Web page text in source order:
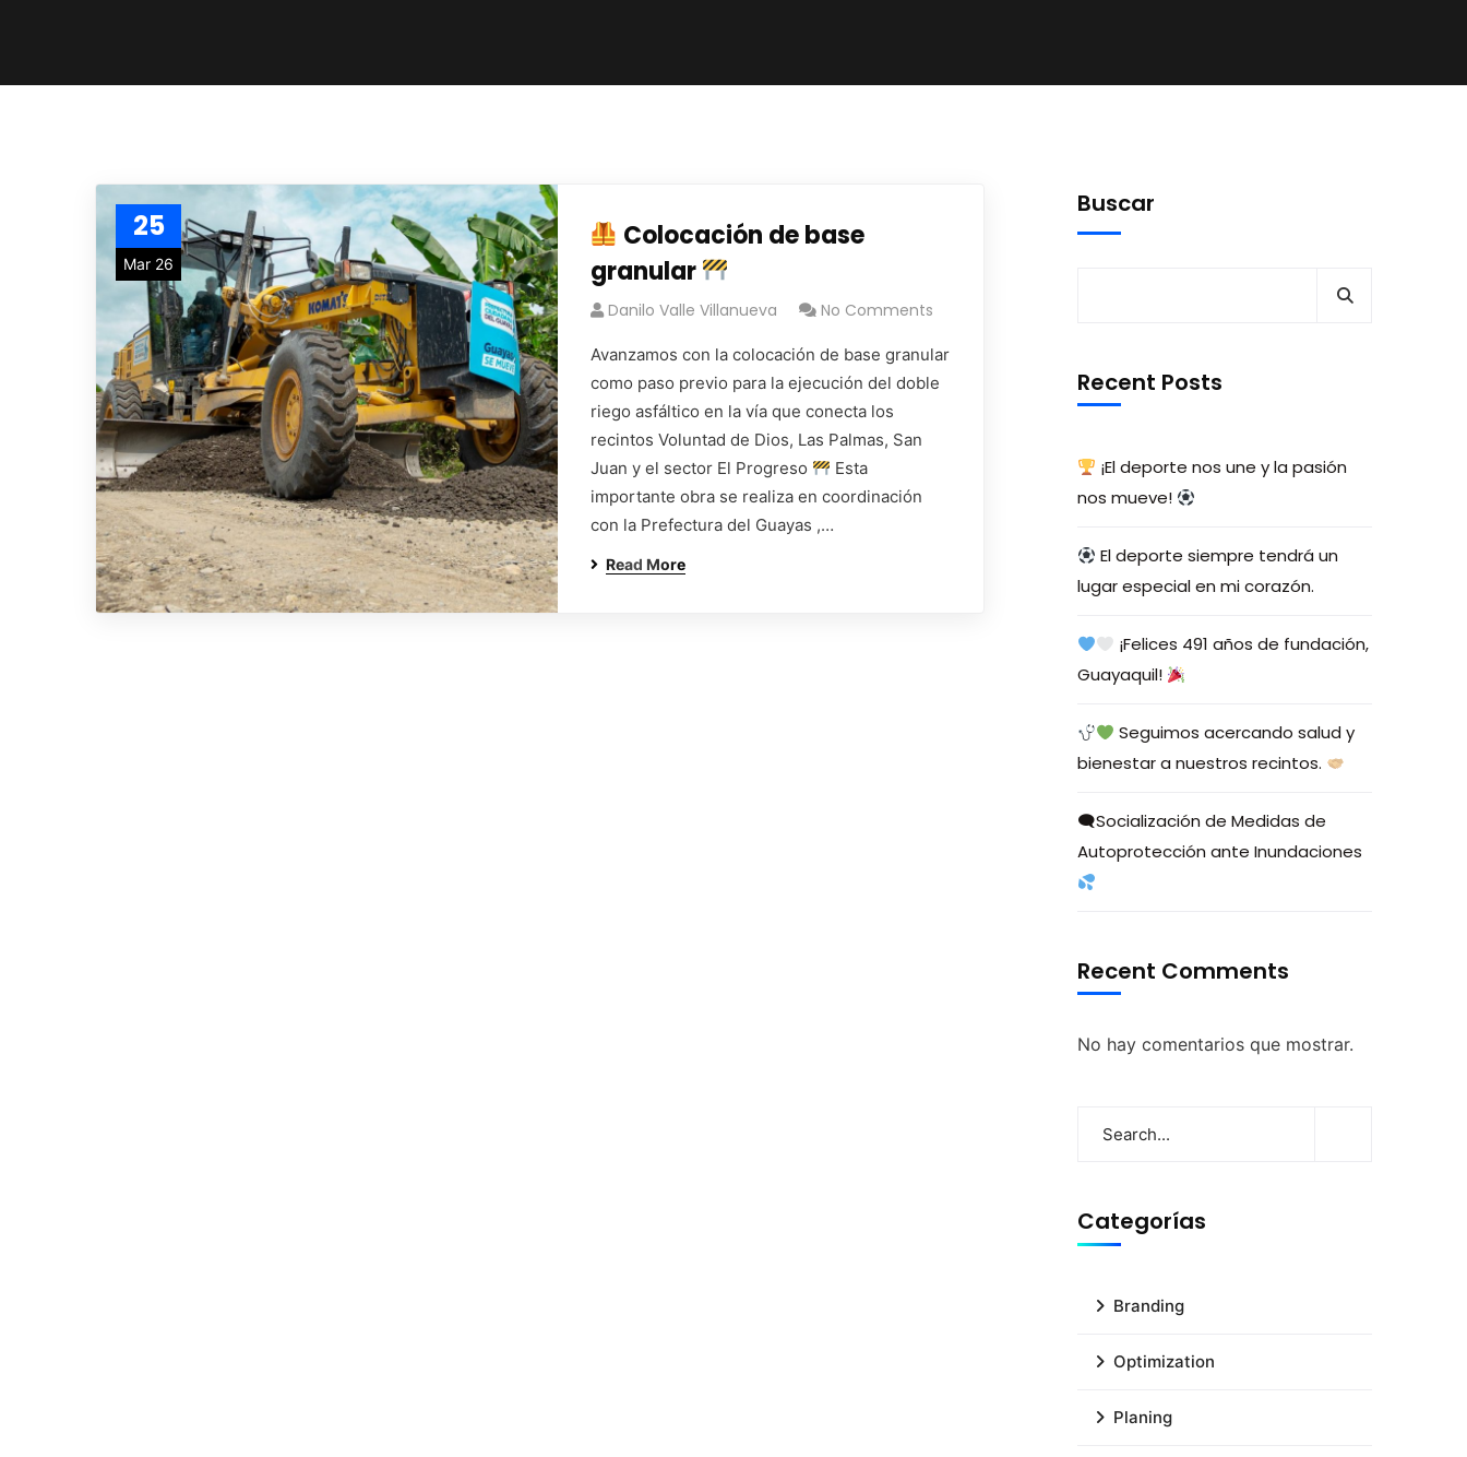
25
Mar 26
Colocación de base
granular
Danilo Valle Villanueva No Comments
Avanzamos con la colocación de base granular
como paso previo para la ejecución del doble
riego asfáltico en la vía que conecta los
recintos Voluntad de Dios, Las Palmas, San
Juan y el sector El Progreso
Esta
importante obra se realiza en coordinación
con la Prefectura del Guayas ,…
Read More
Buscar
Recent Posts
¡El deporte nos une y la pasión
nos mueve!
El deporte siempre tendrá un
lugar especial en mi corazón.
¡Felices 491 años de fundación,
Guayaquil!
Seguimos acercando salud y
bienestar a nuestros recintos.
🗨Socialización de Medidas de
Autoprotección ante Inundaciones
Recent Comments
No hay comentarios que mostrar.
Categorías
Branding
Optimization
Planing